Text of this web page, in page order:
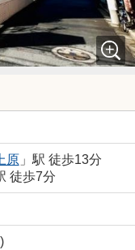
原」駅 徒歩13分
徒歩7分